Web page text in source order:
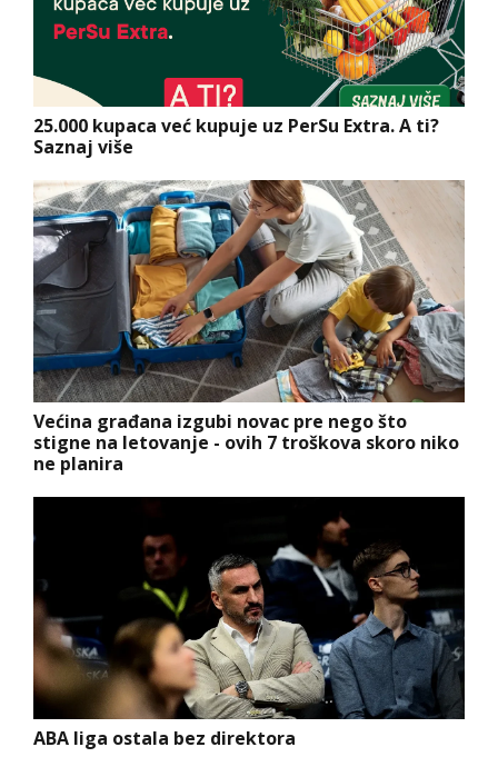
25.000 kupaca već kupuje uz PerSu Extra. A ti?
Saznaj više
Većina građana izgubi novac pre nego što
stigne na letovanje - ovih 7 troškova skoro niko
ne planira
ABA liga ostala bez direktora